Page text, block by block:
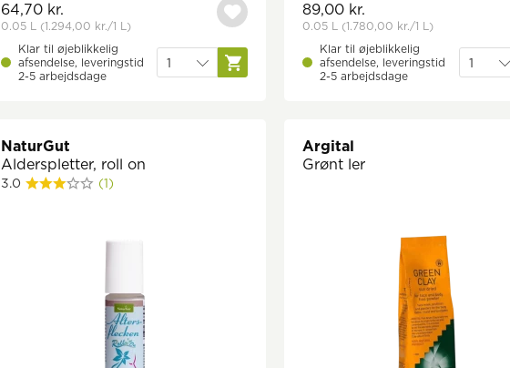
64,70 kr.
0.05 L (1.294,00 kr./1 L)
Klar til øjeblikkelig
afsendelse, leveringstid
2-5 arbejdsdage
89,00 kr.
0.05 L (1.780,00 kr./1 L)
Klar til øjeblikkelig
afsendelse, leveringstid
2-5 arbejdsdage
NaturGut
Alderspletter, roll on
3.0 (1)
Argital
Grønt ler